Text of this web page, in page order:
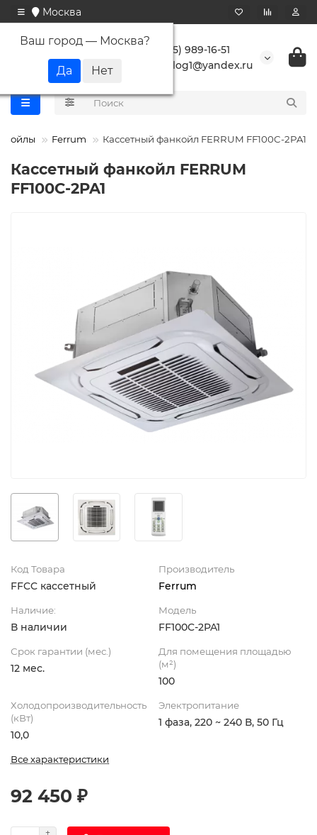
Москва
Ваш город — Москва?
+7 (495) 989-16-51
buranlog1@yandex.ru
Ferrum Кассетный фанкойл FERRUM FF100C-2PA1
Кассетный фанкойл FERRUM
FF100C-2PA1
Код Товара
FFCC кассетный
Производитель
Ferrum
Наличие:
В наличии
Модель
FF100C-2PA1
Срок гарантии (мес.)
12 мес.
Для помещения площадью
(м²)
100
Холодопроизводительность
(кВт)
10,0
Электропитание
1 фаза, 220 ~ 240 В, 50 Гц
Все характеристики
92 450 ₽